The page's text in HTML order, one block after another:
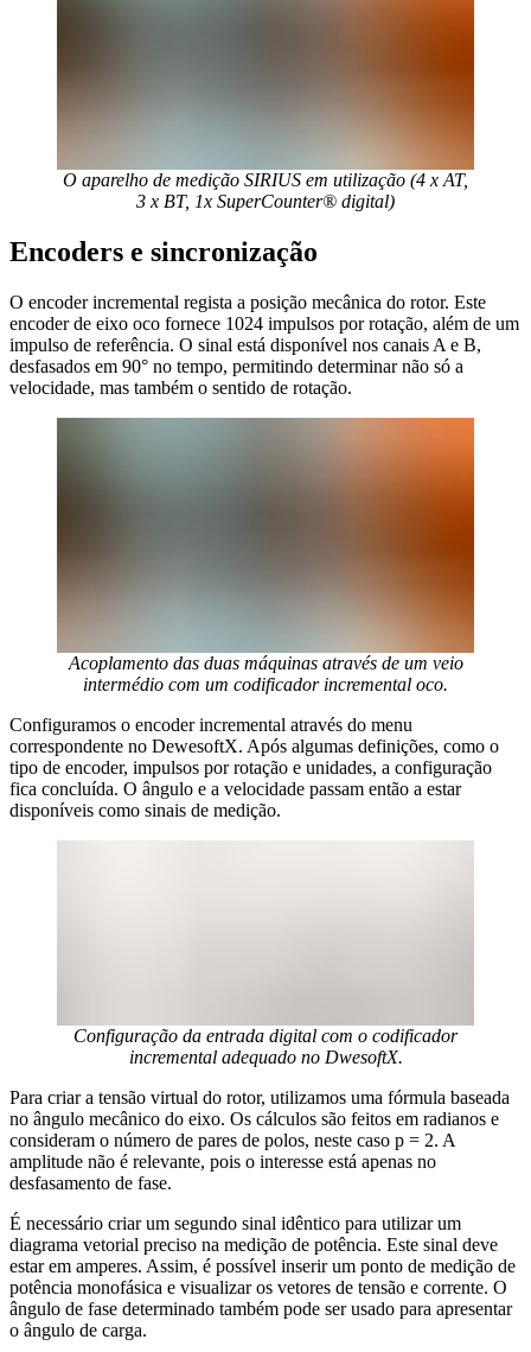
O aparelho de medição SIRIUS em utilização (4 x AT,
3 x BT, 1x SuperCounter® digital)
Encoders e sincronização
O encoder incremental regista a posição mecânica do rotor. Este
encoder de eixo oco fornece 1024 impulsos por rotação, além de um
impulso de referência. O sinal está disponível nos canais A e B,
desfasados em 90° no tempo, permitindo determinar não só a
velocidade, mas também o sentido de rotação.
Acoplamento das duas máquinas através de um veio
intermédio com um codificador incremental oco.
Configuramos o encoder incremental através do menu
correspondente no DewesoftX. Após algumas definições, como o
tipo de encoder, impulsos por rotação e unidades, a configuração
fica concluída. O ângulo e a velocidade passam então a estar
disponíveis como sinais de medição.
Configuração da entrada digital com o codificador
incremental adequado no DwesoftX.
Para criar a tensão virtual do rotor, utilizamos uma fórmula baseada
no ângulo mecânico do eixo. Os cálculos são feitos em radianos e
consideram o número de pares de polos, neste caso p = 2. A
amplitude não é relevante, pois o interesse está apenas no
desfasamento de fase.
É necessário criar um segundo sinal idêntico para utilizar um
diagrama vetorial preciso na medição de potência. Este sinal deve
estar em amperes. Assim, é possível inserir um ponto de medição de
potência monofásica e visualizar os vetores de tensão e corrente. O
ângulo de fase determinado também pode ser usado para apresentar
o ângulo de carga.